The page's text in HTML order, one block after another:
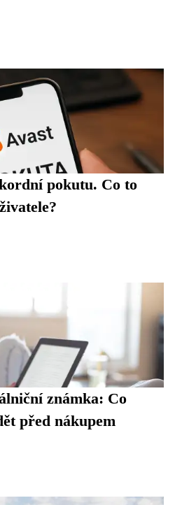
pokutu. Co to
známka: Co
před nákupem